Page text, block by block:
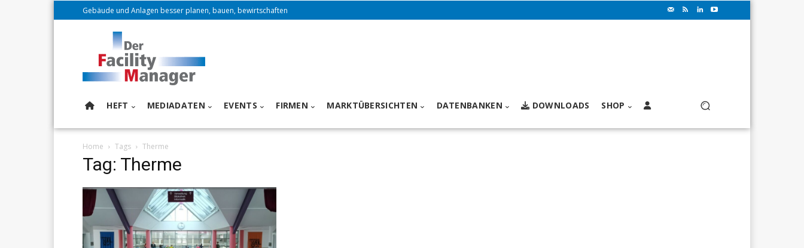
Gebäude und Anlagen besser planen, bauen, bewirtschaften
HEFT MEDIADATEN EVENTS FIRMEN MARKTÜBERSICHTEN DATENBANKEN DOWNLOADS SHOP
Home Tags Therme
Tag: Therme